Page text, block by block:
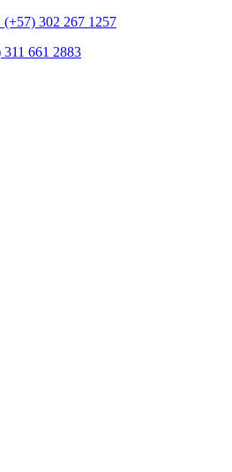
(+57) 302 267 1257
311 661 2883